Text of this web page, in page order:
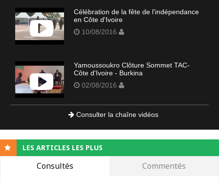
Célébration de la fête de l'indépendance
en Côte d'Ivoire
10/08/2016
Yamoussoukro Clôture Sommet TAC-
Côte d'Ivoire - Burkina
02/08/2016
Consulter la chaîne vidéos
LES ARTICLES LES PLUS
Consultés Commentés